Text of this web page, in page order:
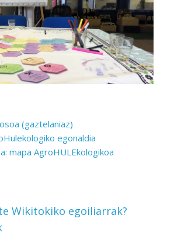
(gaztelaniaz)
egonaldia
mapa AgroHULEkologikoa
Wikitokiko egoiliarrak?